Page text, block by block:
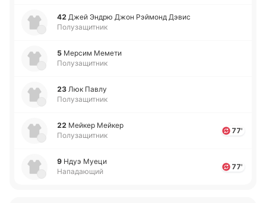
42 Джей Эндрю Джон Рэй­монд Дэвис
Полузащитник
5 Мерсим Мемети
Полузащитник
23 Люк Павлу
Полузащитник
22 Мейкер Мейкер
Полузащитник
77'
9 Ндуэ Муеци
Нападающий
77'